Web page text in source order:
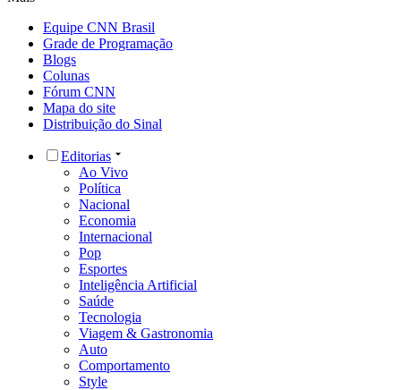
Equipe CNN Brasil
Grade de Programação
Blogs
Colunas
Fórum CNN
Mapa do site
Distribuição do Sinal
Editorias
Ao Vivo
Política
Nacional
Economia
Internacional
Pop
Esportes
Inteligência Artificial
Saúde
Tecnologia
Viagem & Gastronomia
Auto
Comportamento
Style